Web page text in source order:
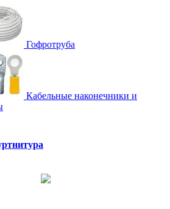
Гофротруба
Кабельные наконечники и